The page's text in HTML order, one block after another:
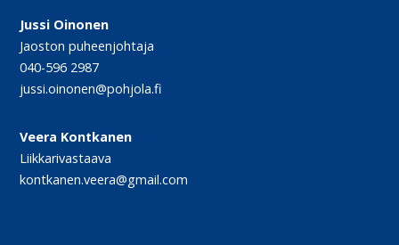
Jussi Oinonen
Jaoston puheenjohtaja
040-596 2987
jussi.oinonen@pohjola.fi
Veera Kontkanen
Liikkarivastaava
kontkanen.veera@gmail.com